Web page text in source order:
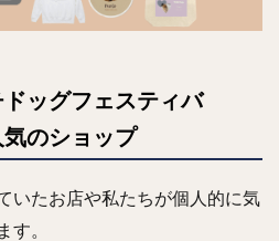
ッグフェスティバ
気のショップ
いたお店や私たちが個人的に気
す。